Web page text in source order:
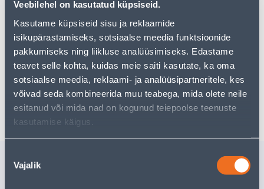
Veebilehel on kasutatud küpsiseid.
Kasutame küpsiseid sisu ja reklaamide
isikupärastamiseks, sotsiaalse meedia funktsioonide
pakkumiseks ning liikluse analüüsimiseks. Edastame
teavet selle kohta, kuidas meie saiti kasutate, ka oma
sotsiaalse meedia, reklaami- ja analüüsipartneritele, kes
võivad seda kombineerida muu teabega, mida olete neile
esitanud või mida nad on kogunud teiepoolse teenuste
kasutamise käigus.
valik
Vajalik
• Plastikust rõdukast.
• Mõõtmed on 60 x 16 x 13 cm.
• Antratsiit värvi.
• 14-päevane tagastusõigus.
Tarne pole võimalik